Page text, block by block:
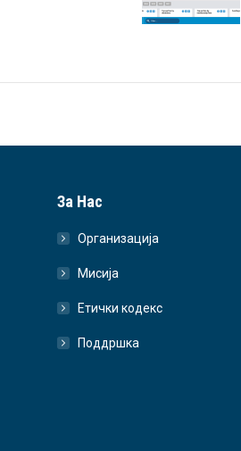
За Нас
Организација
Мисија
Етички кодекс
Поддршка